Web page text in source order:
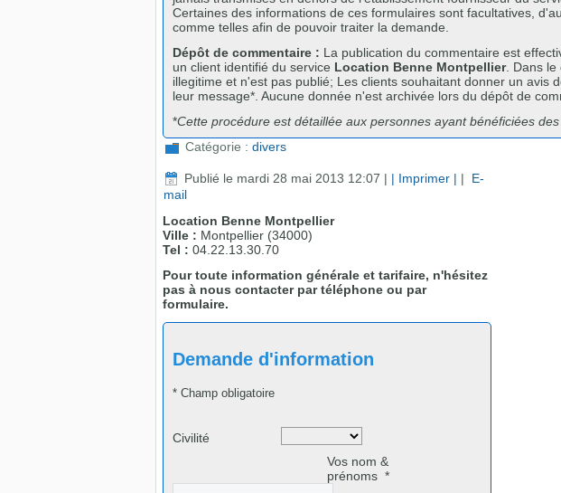
Certaines des informations de ces formulaires sont facultatives,
comme telles afin de pouvoir traiter la demande.
Dépôt de commentaire : La publication du commentaire est
un client identifié du service Location Benne Montpellier. Dans le
illegitime et n'est pas publié; Les clients souhaitant donner un avis
leur message*. Aucune donnée n'est archivée lors du dépôt de
*Cette procédure est détaillée aux personnes ayant bénéficiées
Catégorie : divers
Publié le mardi 28 mai 2013 12:07 | | Imprimer | |
E-
mail
Location Benne Montpellier
Ville : Montpellier (34000)
Tel : 04.22.13.30.70
Pour toute information générale et tarifaire, n'hésitez
pas à nous contacter par téléphone ou par
formulaire.
Demande d'information
* Champ obligatoire
Civilité
Vos nom &
prénoms *